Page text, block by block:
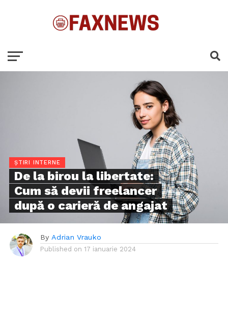
ȘTIRI INTERNE
De la birou la libertate:
Cum să devii freelancer
după o carieră de angajat
By Adrian Vrauko
Published on 17 ianuarie 2024